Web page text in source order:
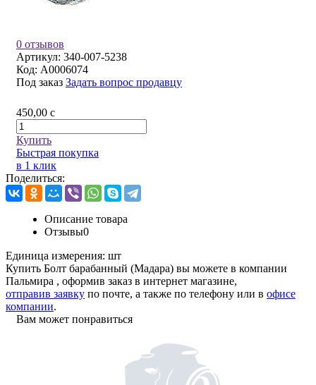
0 отзывов
Артикул: 340-007-5238
Код: A0006074
Под заказ Задать вопрос продавцу
450,00 c
Купить
Быстрая покупка
в 1 клик
Поделиться:
Описание товара
Отзывы0
Единица измерения: шт
Купить Болт барабанный (Мадара) вы можете в компании
Пальмира , оформив заказ в интернет магазине,
отправив заявку по почте, а также по телефону или в офисе
компании.
Вам может понравиться